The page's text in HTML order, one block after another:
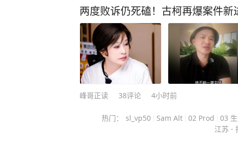
奖的预判号码，这里还是要把话说清
测试设备打出的一组测试号码，作用
票，和最终摇奖结果不存在任何关联。 从这组号码本身来看，
小号占比偏高，区间分布集中在前中
3，蓝球落在中区数字11。一部分玩家
考，避开里面出现的数字，也有人会
自己的投注单里，玩法各不相同。 评论区的看法也是分成两
考，当作选号的一种乐趣。还有资深
机号开出什么，都改变不了随机开奖
两度败诉仍死磕！古柯再爆案件
峰哥正读 38评论 4小时前
热门： sl_vp50 Sam Alt 02 Prod 03
江苏 -